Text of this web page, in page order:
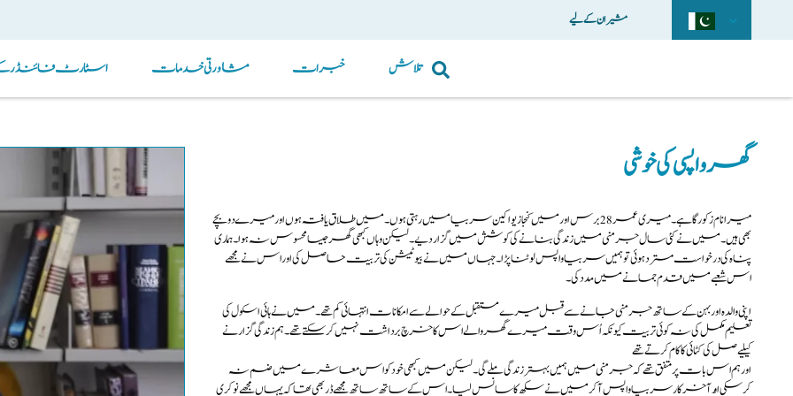
مشیران کے لیے
اسٹارٹ فائنڈر کے مشاورتی خدمات خبرات تلاش
گھر واپسی کی خوشی
میرا نام زکورگا ہے۔میری عمر28برس اورمیں کنجازیواکین سربیا میں رہتی ہوں۔میں طلاق یافتہ ہوں اور میرے دو بچے
بھی ہیں۔ میں نے کئی سال جرمنی میں زندگی بنانے کی کوشش میں گزار دیے۔لیکن وہاں کبھی گھر جیسا محسوس نہ ہوا۔ہماری
پناہ کی درخواست مسترد ہوئی تو ہمیں سربیا واپس لوٹنا پڑا۔جہاں میں نے بیوٹیشن کی تربیت حاصل کی اور اس نے مجھے
اس شعبے میں قدم جمانے میں مدد کی۔
اپنی والدہ اور بہن کے ساتھ جرمنی جانے سے قبل میرے مستقبل کے حوالےسے امکانات انتہائی کم تھے۔میں نے ہائی اسکول کی
تعلیم مکمل کی نہ کوئی تربیت کیونکہ اُس وقت میرے گھر والے اس کا خرچ برداشت نہیں کرسکتے تھے۔ ہم زندگی گزارنے
کیلیے صل کی کٹائی کا کام کرتے تھے
اور ہم اس بات پر متفق تھے کہ جرمنی میں ہمیں بہتر زندگی ملے گی۔ لیکن میں کبھی خود کو اس معاشرے میں ضم نہ
کرسکی اورآخر کار سربیا واپس آکر میں نے سکھ کا سانس لیا۔اس کے ساتھ ساتھ مجھے ڈر بھی تھا کہ یہاں مجھے نوکری